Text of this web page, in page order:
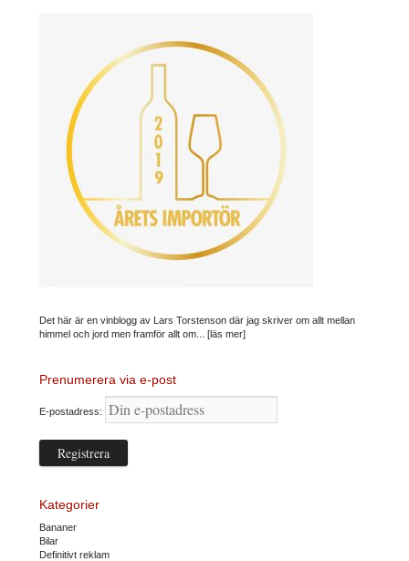
Det här är en vinblogg av Lars Torstenson där jag skriver om allt mellan
himmel och jord men framför allt om... [läs mer]
Prenumerera via e-post
E-postadress:
Kategorier
Bananer
Bilar
Definitivt reklam